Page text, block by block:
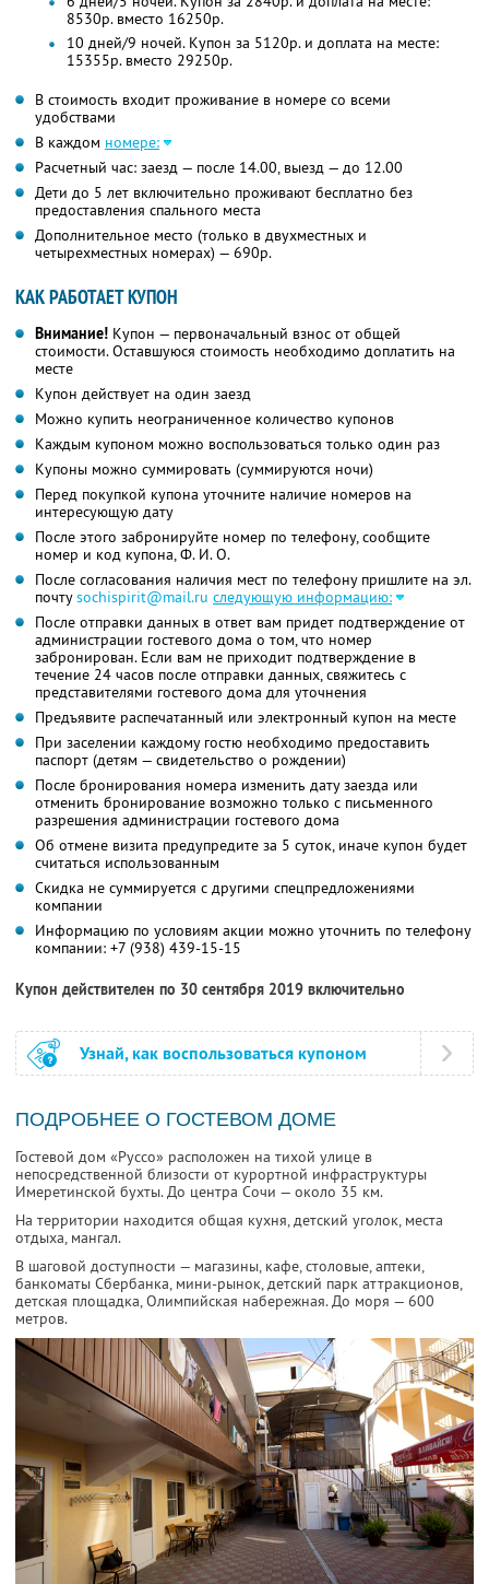
8530р. вместо 16250р.
10 дней/9 ночей. Купон за 5120р. и доплата на месте:
15355р. вместо 29250р.
В стоимость входит проживание в номере со всеми
удобствами
В каждом номере:
Расчетный час: заезд — после 14.00, выезд — до 12.00
Дети до 5 лет включительно проживают бесплатно без
предоставления спального места
Дополнительное место (только в двухместных и
четырехместных номерах) — 690р.
КАК РАБОТАЕТ КУПОН
Внимание! Купон — первоначальный взнос от общей
стоимости. Оставшуюся стоимость необходимо доплатить на
месте
Купон действует на один заезд
Можно купить неограниченное количество купонов
Каждым купоном можно воспользоваться только один раз
Купоны можно суммировать (суммируются ночи)
Перед покупкой купона уточните наличие номеров на
интересующую дату
После этого забронируйте номер по телефону, сообщите
номер и код купона,Ф. И. О.
После согласования наличия мест по телефону пришлите на эл.
почтуsochispirit@mail.ru следующую информацию:
После отправки данных в ответ вам придет подтверждение от
администрации гостевого дома о том, что номер
забронирован. Если вам не приходит подтверждение в
течение 24 часов после отправки данных, свяжитесь с
представителями гостевого дома для уточнения
Предъявите распечатанный или электронный купон на месте
При заселении каждому гостю необходимо предоставить
паспорт (детям — свидетельство о рождении)
После бронирования номера изменить дату заезда или
отменить бронирование возможно только с письменного
разрешения администрации гостевого дома
Об отмене визита предупредите за 5 суток, иначе купон будет
считаться использованным
Скидка не суммируется с другими спецпредложениями
компании
Информацию по условиям акции можно уточнить по телефону
компании: +7 (938) 439-15-15
Купон действителен по 30 сентября 2019 включительно
Узнай, как воспользоваться купоном
ПОДРОБНЕЕ О ГОСТЕВОМ ДОМЕ
Гостевой дом «Руссо» расположен на тихой улице в
непосредственной близости от курортной инфраструктуры
Имеретинской бухты. До центра Сочи — около 35 км.
На территории находится общая кухня, детский уголок, места
отдыха, мангал.
В шаговой доступности — магазины, кафе, столовые, аптеки,
банкоматы Сбербанка, мини-рынок, детский парк аттракционов,
детская площадка, Олимпийская набережная. До моря — 600
метров.